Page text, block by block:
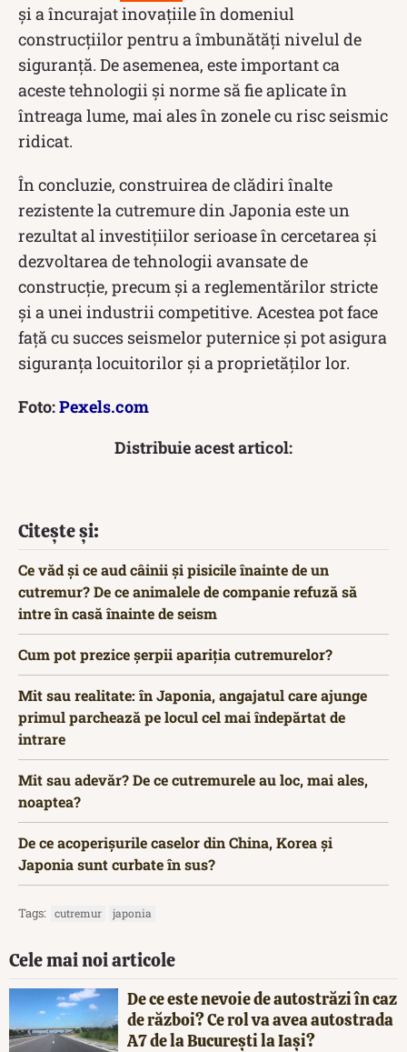
și a încurajat inovațiile în domeniul
construcțiilor pentru a îmbunătăți nivelul de
siguranță. De asemenea, este important ca
aceste tehnologii și norme să fie aplicate în
întreaga lume, mai ales în zonele cu risc seismic
ridicat.
În concluzie, construirea de clădiri înalte
rezistente la cutremure din Japonia este un
rezultat al investițiilor serioase în cercetarea și
dezvoltarea de tehnologii avansate de
construcție, precum și a reglementărilor stricte
și a unei industrii competitive. Acestea pot face
față cu succes seismelor puternice și pot asigura
siguranța locuitorilor și a proprietăților lor.
Foto:Pexels.com
Distribuie acest articol:
Citește și:
Ce văd și ce aud câinii și pisicile înainte de un
cutremur? De ce animalele de companie refuză să
intre în casă înainte de seism
Cum pot prezice șerpii apariția cutremurelor?
Mit sau realitate: în Japonia, angajatul care ajunge
primul parchează pe locul cel mai îndepărtat de
intrare
Mit sau adevăr? De ce cutremurele au loc, mai ales,
noaptea?
De ce acoperișurile caselor din China, Korea și
Japonia sunt curbate în sus?
Tags: cutremur japonia
Cele mai noi articole
De ce este nevoie de autostrăzi în caz
de război? Ce rol va avea autostrada
A7 de la București la Iași?